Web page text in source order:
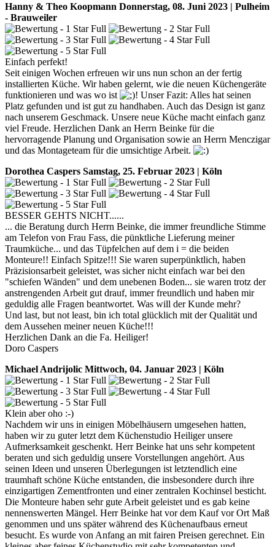
Hanny & Theo Koopmann Donnerstag, 08. Juni 2023 | Pulheim
- Brauweiler
Einfach perfekt!
Seit einigen Wochen erfreuen wir uns nun schon an der fertig
installierten Küche. Wir haben gelernt, wie die neuen Küchengeräte
funktionieren und was wo ist
! Unser Fazit: Alles hat seinen
Platz gefunden und ist gut zu handhaben. Auch das Design ist ganz
nach unserem Geschmack. Unsere neue Küche macht einfach ganz
viel Freude. Herzlichen Dank an Herrn Beinke für die
hervorragende Planung und Organisation sowie an Herrn Menczigar
und das Montageteam für die umsichtige Arbeit.
Dorothea Caspers Samstag, 25. Februar 2023 | Köln
BESSER GEHTS NICHT......
... die Beratung durch Herrn Beinke, die immer freundliche Stimme
am Telefon von Frau Fass, die pünktliche Lieferung meiner
Traumküche... und das Tüpfelchen auf dem i = die beiden
Monteure!! Einfach Spitze!!! Sie waren superpünktlich, haben
Präzisionsarbeit geleistet, was sicher nicht einfach war bei den
"schiefen Wänden" und dem unebenen Boden... sie waren trotz der
anstrengenden Arbeit gut drauf, immer freundlich und haben mir
geduldig alle Fragen beantwortet. Was will der Kunde mehr?
Und last, but not least, bin ich total glücklich mit der Qualität und
dem Aussehen meiner neuen Küche!!!
Herzlichen Dank an die Fa. Heiliger!
Doro Caspers
Michael Andrijolic Mittwoch, 04. Januar 2023 | Köln
Klein aber oho :-)
Nachdem wir uns in einigen Möbelhäusern umgesehen hatten,
haben wir zu guter letzt dem Küchenstudio Heiliger unsere
Aufmerksamkeit geschenkt. Herr Beinke hat uns sehr kompetent
beraten und sich geduldig unsere Vorstellungen angehört. Aus
seinen Ideen und unseren Überlegungen ist letztendlich eine
traumhaft schöne Küche entstanden, die insbesondere durch ihre
einzigartigen Zementfronten und einer zentralen Kochinsel besticht.
Die Monteure haben sehr gute Arbeit geleistet und es gab keine
nennenswerten Mängel. Herr Beinke hat vor dem Kauf vor Ort Maß
genommen und uns später während des Küchenaufbaus erneut
besucht. Es wurde von Anfang an mit fairen Preisen gerechnet. Ein